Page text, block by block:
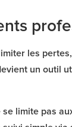
les
un outil
se limite pas